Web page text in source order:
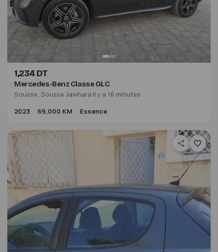
1,234 DT
Mercedes-Benz Classe GLC
Sousse, Sousse Jawhara·Il y a 16 minutes
2023
69,000 KM Essence